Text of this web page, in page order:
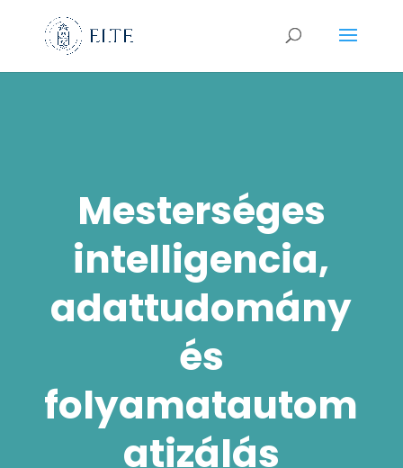
Mesterséges
intelligencia,
adattudomány
és
folyamatautom
atizálás